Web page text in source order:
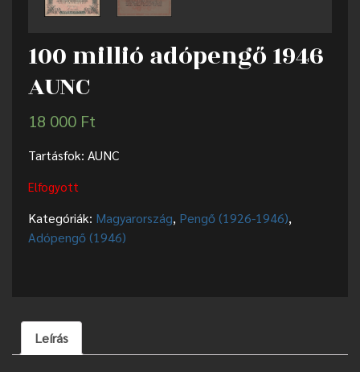
100 millió adópengő 1946
AUNC
18 000 Ft
Tartásfok: AUNC
Elfogyott
Kategóriák: Magyarország, Pengő (1926-1946),
Adópengő (1946)
Leírás